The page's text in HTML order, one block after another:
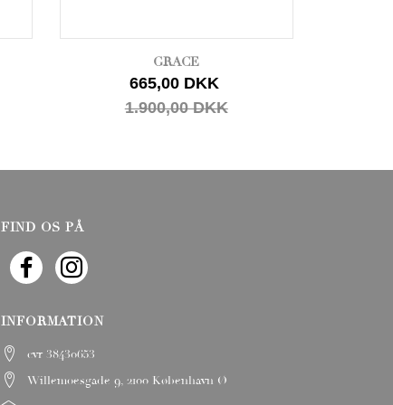
GRACE
665,00 DKK
1.900,00 DKK
FIND OS PÅ
INFORMATION
cvr 38430653
Willemoesgade 9, 2100 København Ø